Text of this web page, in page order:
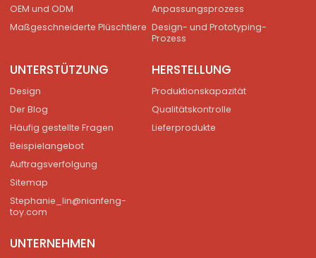
OEM und ODM
Maßgeschneiderte Plüschtiere
Anpassungsprozess
Design- und Prototyping-
Prozess
UNTERSTÜTZUNG
Design
Der Blog
Häufig gestellte Fragen
Beispielangebot
Auftragsverfolgung
Sitemap
Stephanie_lin@nianfeng-
toy.com
HERSTELLUNG
Produktionskapazität
Qualitätskontrolle
Lieferprodukte
UNTERNEHMEN